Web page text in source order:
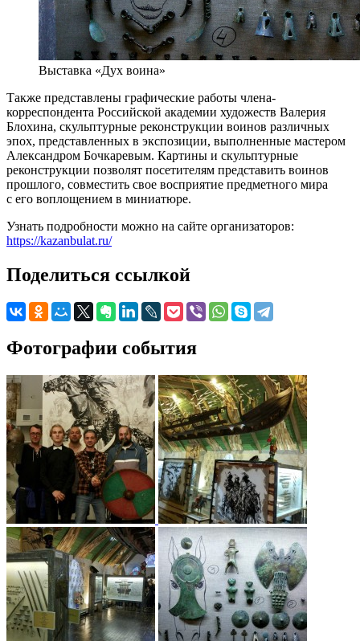
Выставка «Дух воина»
Также представлены графические работы члена-
корреспондента Российской академии художеств Валерия
Блохина, скульптурные реконструкции воинов различных
эпох, представленных в экспозиции, выполненные мастером
Александром Бочкаревым. Картины и скульптурные
реконструкции позволят посетителям представить воинов
прошлого, совместить свое восприятие предметного мира
с его воплощением в миниатюре.
Узнать подробности можно на сайте организаторов:
https://kazanbulat.ru/
Поделиться ссылкой
Фотографии события